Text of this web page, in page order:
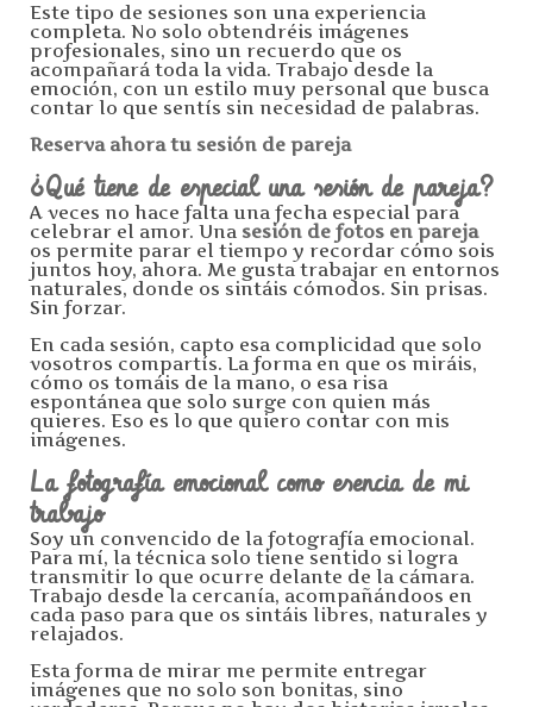
Este tipo de sesiones son una experiencia
completa. No solo obtendréis imágenes
profesionales, sino un recuerdo que os
acompañará toda la vida. Trabajo desde la
emoción, con un estilo muy personal que busca
contar lo que sentís sin necesidad de palabras.
Reserva ahora tu sesión de pareja
¿Qué tiene de especial una sesión de pareja?
A veces no hace falta una fecha especial para
celebrar el amor. Una sesión de fotos en pareja
os permite parar el tiempo y recordar cómo sois
juntos hoy, ahora. Me gusta trabajar en entornos
naturales, donde os sintáis cómodos. Sin prisas.
Sin forzar.
En cada sesión, capto esa complicidad que solo
vosotros compartís. La forma en que os miráis,
cómo os tomáis de la mano, o esa risa
espontánea que solo surge con quien más
quieres. Eso es lo que quiero contar con mis
imágenes.
La fotografía emocional como esencia de mi
trabajo
Soy un convencido de la fotografía emocional.
Para mí, la técnica solo tiene sentido si logra
transmitir lo que ocurre delante de la cámara.
Trabajo desde la cercanía, acompañándoos en
cada paso para que os sintáis libres, naturales y
relajados.
Esta forma de mirar me permite entregar
imágenes que no solo son bonitas, sino